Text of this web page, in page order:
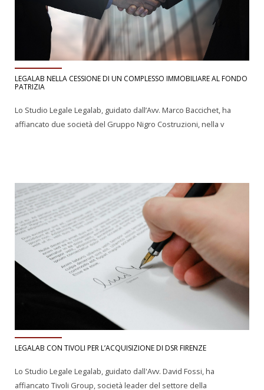
LEGALAB NELLA CESSIONE DI UN COMPLESSO IMMOBILIARE AL FONDO
PATRIZIA
Lo Studio Legale Legalab, guidato dall’Avv. Marco Baccichet, ha
affiancato due società del Gruppo Nigro Costruzioni, nella v
LEGALAB CON TIVOLI PER L’ACQUISIZIONE DI DSR FIRENZE
Lo Studio Legale Legalab, guidato dall'Avv. David Fossi, ha
affiancato Tivoli Group, società leader del settore della